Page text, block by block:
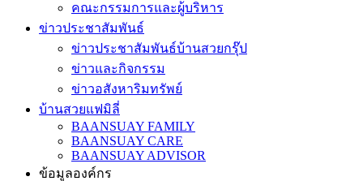
คณะกรรมการและผู้บริหาร
ข่าวประชาสัมพันธ์
ข่าวประชาสัมพันธ์บ้านสวยกรุ๊ป
ข่าวและกิจกรรม
ข่าวอสังหาริมทรัพย์
บ้านสวยแฟมิลี่
BAANSUAY FAMILY
BAANSUAY CARE
BAANSUAY ADVISOR
ข้อมูลองค์กร